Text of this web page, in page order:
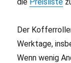
Der
Werktage,
Wenn wenig